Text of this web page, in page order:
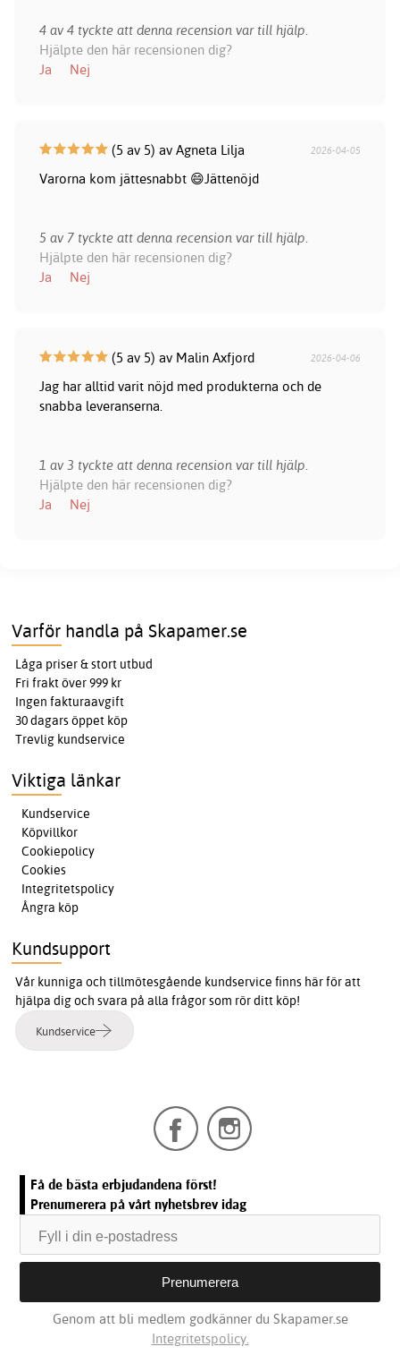
4 av 4 tyckte att denna recension var till hjälp.
Hjälpte den här recensionen dig?
Ja
Nej
(5 av 5) av Agneta Lilja 2026-04-05
Varorna kom jättesnabbt 😄Jättenöjd
5 av 7 tyckte att denna recension var till hjälp.
Hjälpte den här recensionen dig?
Ja
Nej
(5 av 5) av Malin Axfjord 2026-04-06
Jag har alltid varit nöjd med produkterna och de
snabba leveranserna.
1 av 3 tyckte att denna recension var till hjälp.
Hjälpte den här recensionen dig?
Ja
Nej
Varför handla på Skapamer.se
Låga priser & stort utbud
Fri frakt över 999 kr
Ingen fakturaavgift
30 dagars öppet köp
Trevlig kundservice
Viktiga länkar
Kundservice
Köpvillkor
Cookiepolicy
Cookies
Integritetspolicy
Ångra köp
Kundsupport
Vår kunniga och tillmötesgående kundservice finns här för att
hjälpa dig och svara på alla frågor som rör ditt köp!
Kundservice
Få de bästa erbjudandena först!
Prenumerera på vårt nyhetsbrev idag
Genom att bli medlem godkänner du Skapamer.se
Integritetspolicy.